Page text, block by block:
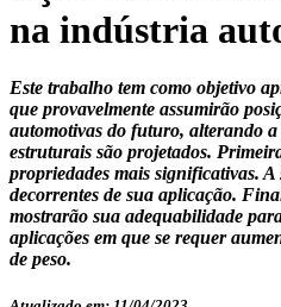
na indústria
Este trabalho tem como objetivo
que provavelmente assumirão
automotivas do futuro, alterando
estruturais são projetados.
propriedades mais significativas.
decorrentes de sua aplicação.
mostrarão sua adequabilidade
aplicações em que se requer
de peso.